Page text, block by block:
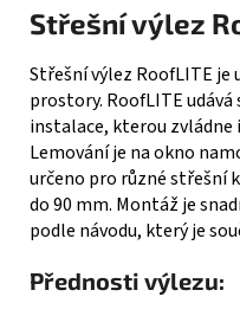
Střešní výlez
Střešní výlez RoofLITE
prostory. RoofLITE
instalace, kterou zvládne
Lemování je na okno
určeno pro různé střešní
do 90 mm. Montáž je
podle návodu, který je
Přednosti výlezu: